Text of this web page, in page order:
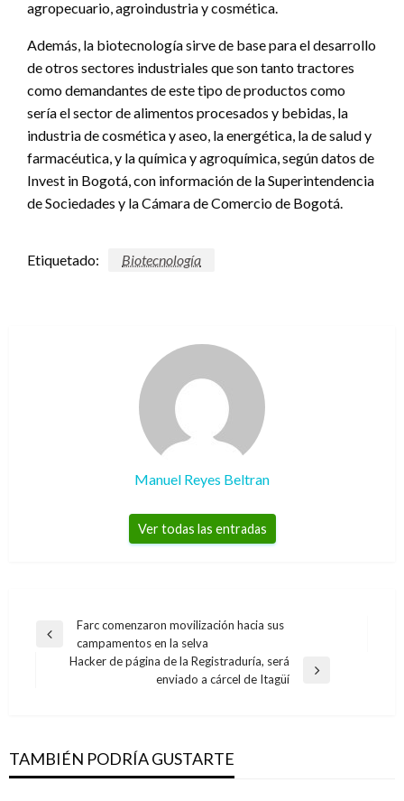
agropecuario, agroindustria y cosmética.
Además, la biotecnología sirve de base para el desarrollo
de otros sectores industriales que son tanto tractores
como demandantes de este tipo de productos como
sería el sector de alimentos procesados y bebidas, la
industria de cosmética y aseo, la energética, la de salud y
farmacéutica, y la química y agroquímica, según datos de
Invest in Bogotá, con información de la Superintendencia
de Sociedades y la Cámara de Comercio de Bogotá.
Etiquetado: Biotecnología
Manuel Reyes Beltran
Ver todas las entradas
Navegación
Entrada
anterior
Farc comenzaron movilización hacia sus
campamentos en la selva
Hacker de página de la Registraduría, será
enviado a cárcel de Itagüí
TAMBIÉN PODRÍA GUSTARTE